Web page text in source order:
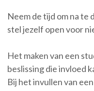
Neem de tijd om na te
stel jezelf open voor
Het maken van een
beslissing die invloed
Bij het invullen van